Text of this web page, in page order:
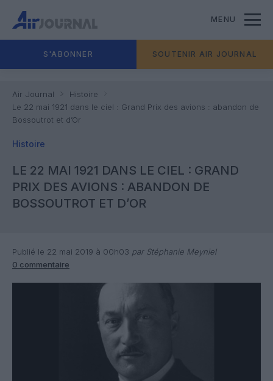
MENU
S'ABONNER SOUTENIR AIR JOURNAL
Air Journal
Histoire
Le 22 mai 1921 dans le ciel : Grand Prix des avions : abandon de
Bossoutrot et d’Or
Histoire
LE 22 MAI 1921 DANS LE CIEL : GRAND
PRIX DES AVIONS : ABANDON DE
BOSSOUTROT ET D’OR
Publié le 22 mai 2019 à 00h03 par Stéphanie Meyniel
0 commentaire